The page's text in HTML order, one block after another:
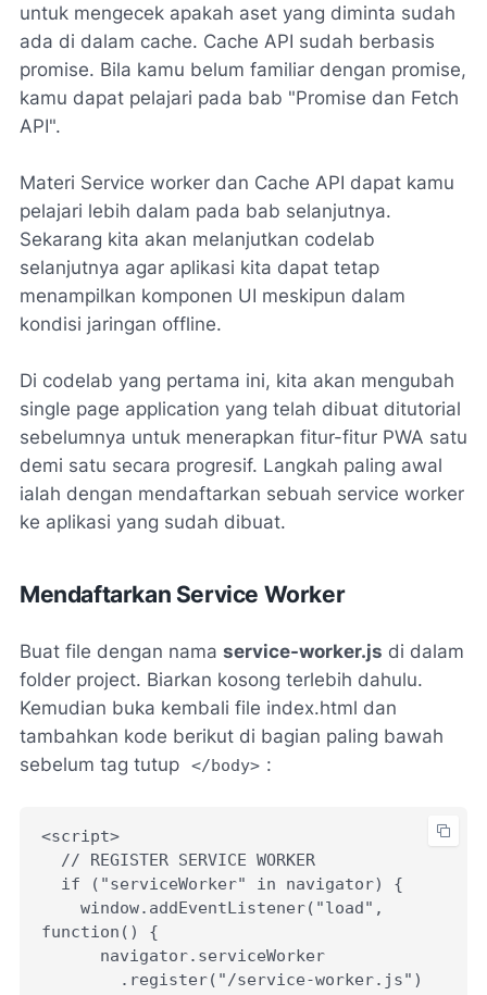
untuk mengecek apakah aset yang diminta sudah
ada di dalam cache. Cache API sudah berbasis
promise. Bila kamu belum familiar dengan promise,
kamu dapat pelajari pada bab "Promise dan Fetch
API".
Materi Service worker dan Cache API dapat kamu
pelajari lebih dalam pada bab selanjutnya.
Sekarang kita akan melanjutkan codelab
selanjutnya agar aplikasi kita dapat tetap
menampilkan komponen UI meskipun dalam
kondisi jaringan offline.
Di codelab yang pertama ini, kita akan mengubah
single page application yang telah dibuat ditutorial
sebelumnya untuk menerapkan fitur-fitur PWA satu
demi satu secara progresif. Langkah paling awal
ialah dengan mendaftarkan sebuah service worker
ke aplikasi yang sudah dibuat.
Mendaftarkan Service Worker
Buat file dengan nama service-worker.js di dalam
folder project. Biarkan kosong terlebih dahulu.
Kemudian buka kembali file index.html dan
tambahkan kode berikut di bagian paling bawah
sebelum tag tutup
</body> :
<script>
  // REGISTER SERVICE WORKER
  if ("serviceWorker" in navigator) {
function() {
      navigator.serviceWorker
        .register("/service-worker.js")